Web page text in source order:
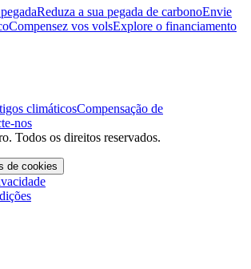
Reduza a sua pegada de carbonoEnvie
Compensez vos volsExplore o financiamento
climáticosCompensação de
nos
Todos os direitos reservados.
de cookies